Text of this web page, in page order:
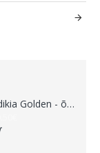
Adikia Golden - õitsvate teede kinkekomplekt